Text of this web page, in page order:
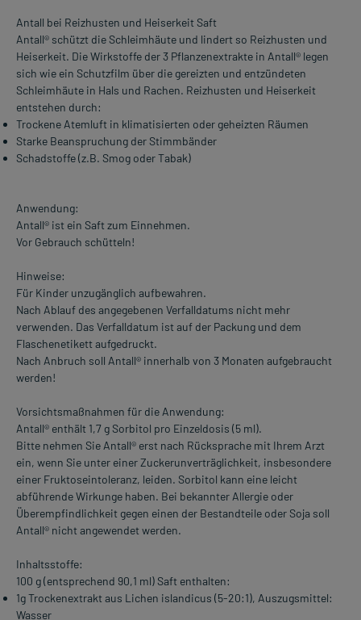
Antall bei Reizhusten und Heiserkeit Saft
Antall® schützt die Schleimhäute und lindert so Reizhusten und
Heiserkeit. Die Wirkstoffe der 3 Pflanzenextrakte in Antall® legen
sich wie ein Schutzfilm über die gereizten und entzündeten
Schleimhäute in Hals und Rachen. Reizhusten und Heiserkeit
entstehen durch:
Trockene Atemluft in klimatisierten oder geheizten Räumen
Starke Beanspruchung der Stimmbänder
Schadstoffe (z.B. Smog oder Tabak)
Anwendung:
Antall® ist ein Saft zum Einnehmen.
Vor Gebrauch schütteln!
Hinweise:
Für Kinder unzugänglich aufbewahren.
Nach Ablauf des angegebenen Verfalldatums nicht mehr
verwenden. Das Verfalldatum ist auf der Packung und dem
Flaschenetikett aufgedruckt.
Nach Anbruch soll Antall® innerhalb von 3 Monaten aufgebraucht
werden!
Vorsichtsmaßnahmen für die Anwendung:
Antall® enthält 1,7 g Sorbitol pro Einzeldosis (5 ml).
Bitte nehmen Sie Antall® erst nach Rücksprache mit Ihrem Arzt
ein, wenn Sie unter einer Zuckerunverträglichkeit, insbesondere
einer Fruktoseintoleranz, leiden. Sorbitol kann eine leicht
abführende Wirkunge haben. Bei bekannter Allergie oder
Überempfindlichkeit gegen einen der Bestandteile oder Soja soll
Antall® nicht angewendet werden.
Inhaltsstoffe:
100 g (entsprechend 90,1 ml) Saft enthalten:
1g Trockenextrakt aus Lichen islandicus (5-20:1), Auszugsmittel:
Wasser